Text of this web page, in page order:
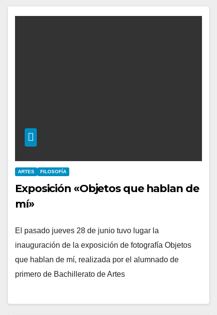
ARTES FILOSOFÍA
Exposición «Objetos que hablan de
mí»
El pasado jueves 28 de junio tuvo lugar la
inauguración de la exposición de fotografía Objetos
que hablan de mí, realizada por el alumnado de
primero de Bachillerato de Artes